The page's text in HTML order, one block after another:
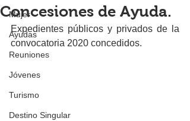
Mujer
Ayudas
Reuniones
Jóvenes
Turismo
Destino Singular
Concesiones de Ayuda.
Expedientes públicos y privados de la
convocatoria 2020 concedidos.